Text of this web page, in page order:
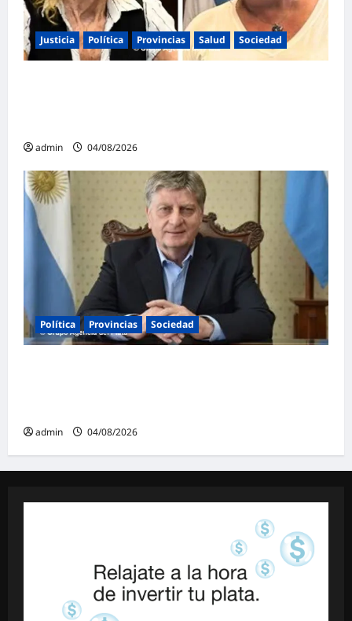
Justicia Política Provincias Salud Sociedad
admin 04/08/2026
Política Provincias Sociedad
admin 04/08/2026